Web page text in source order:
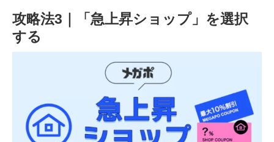
攻略法3｜「急上昇ショップ」を選択
する